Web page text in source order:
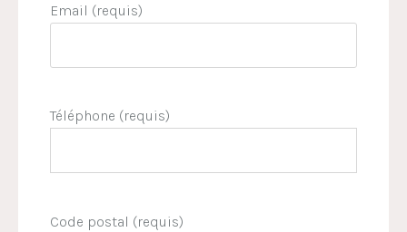
Email (requis)
Téléphone (requis)
Code postal (requis)